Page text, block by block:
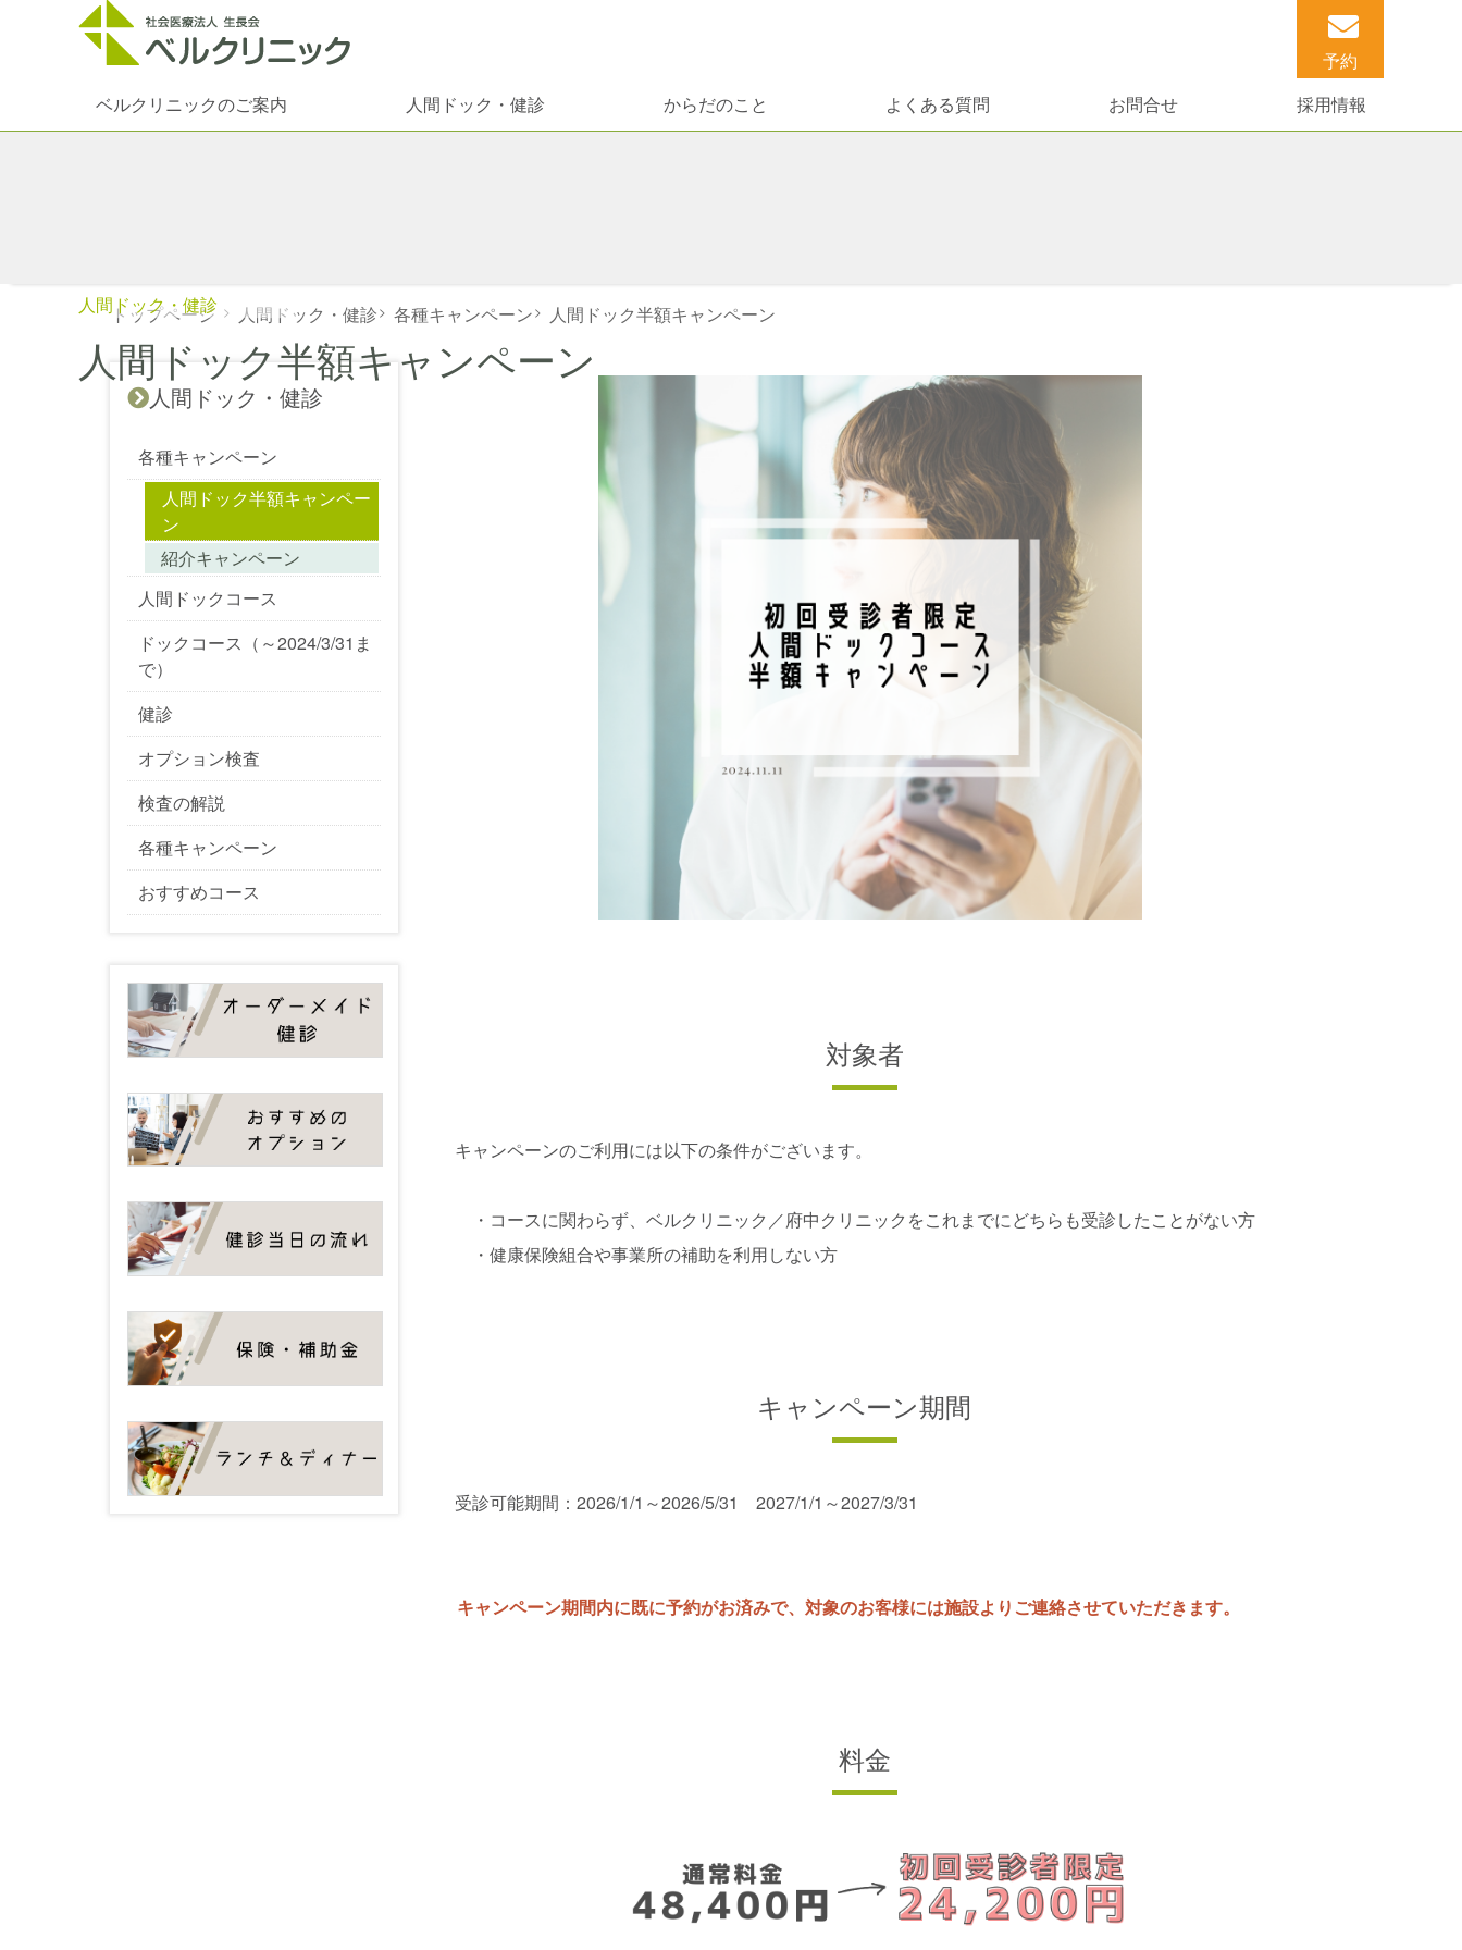
予約
ベルクリニックのご案内
人間ドック・健診 からだのこと よくある質問 お問合せ 採用情報
人間ドック・健診
人間ドック半額キャンペーン
トップページ > 人間ドック・健診> 各種キャンペーン> 人間ドック半額キャンペーン
対象者
キャンペーンのご利用には以下の条件がございます。
・コースに関わらず、ベルクリニック／府中クリニックをこれまでにどちらも受診したことがない方
・健康保険組合や事業所の補助を利用しない方
キャンペーン期間
受診可能期間：2026/1/1～2026/5/31 2027/1/1～2027/3/31
キャンペーン期間内に既に予約がお済みで、対象のお客様には施設よりご連絡させていただきます。
料金
人間ドック・健診
各種キャンペーン
人間ドック半額キャンペー
ン
紹介キャンペーン
人間ドックコース
ドックコース（～2024/3/31ま
で）
健診
オプション検査
検査の解説
各種キャンペーン
おすすめコース